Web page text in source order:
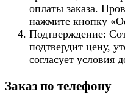
оплаты заказа.
нажмите кнопку
Подтверждение:
подтвердит цену,
согласует условия
Заказ по телефону